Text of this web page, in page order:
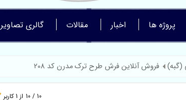
پروژه ها اخبار مقالات گالری تصاویر
(گبه) فروش آنلاین فرش طرح ترک مدرن کد 208
10 / 10 از 1کاربر